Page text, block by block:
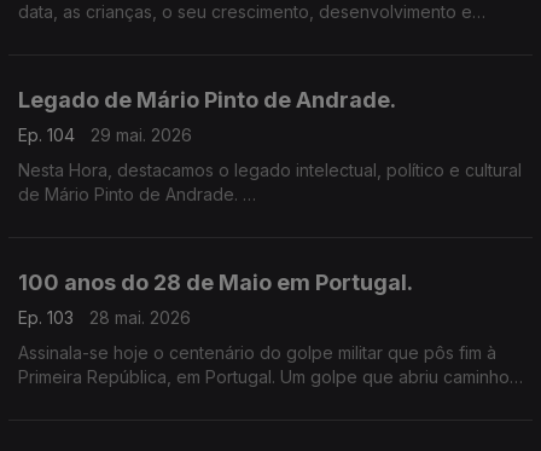
data, as crianças, o seu crescimento, desenvolvimento e
Legado de Mário Pinto de Andrade.
Ep. 104
29 mai. 2026
Nesta Hora, destacamos o legado intelectual, político e cultural
de Mário Pinto de Andrade.
100 anos do 28 de Maio em Portugal.
Ep. 103
28 mai. 2026
Assinala-se hoje o centenário do golpe militar que pôs fim à
Primeira República, em Portugal. Um golpe que abriu caminho